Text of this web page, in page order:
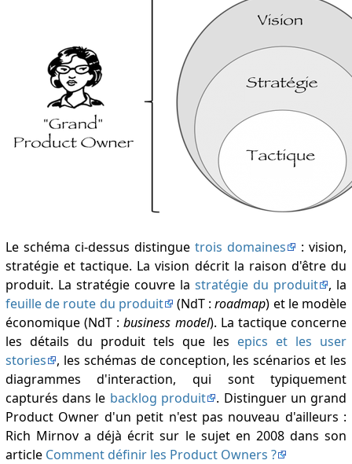
Le schéma ci-dessus distinguetrois domaines
: vision,
stratégie et tactique. La vision décrit la raison d'être du
produit. La stratégie couvre lastratégie du produit
, la
feuille de route du produit
(NdT :roadmap) et le modèle
économique (NdT :business model). La tactique concerne
les détails du produit tels que les epics et les user
stories
, les schémas de conception, les scénarios et les
diagrammes d'interaction, qui sont typiquement
capturés dans le backlog produit
. Distinguer un grand
Product Owner d'un petit n'est pas nouveau d'ailleurs :
Rich Mirnov a déjà écrit sur le sujet en 2008 dans son
article Comment définir les Product Owners ?